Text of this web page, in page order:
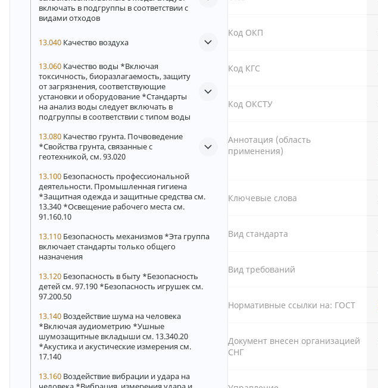
включать в подгруппы в соответствии c
видами отходов
13.040 Качество воздуха
13.060 Качество воды *Включая
токсичность, биоразлагаемость, защиту
от загрязнения, соответствующие
установки и оборудование *Стандарты
на анализ воды следует включать в
подгруппы в соответствии с типом воды
13.080 Качество грунта. Почвоведение
*Свойства грунта, связанные с
геотехникой, см. 93.020
13.100 Безопасность профессиональной
деятельности. Промышленная гигиена
*Защитная одежда и защитные средства см.
13.340 *Освещение рабочего места см.
91.160.10
13.110 Безопасность механизмов *Эта группа
включает стандарты только общего
назначения
13.120 Безопасность в быту *Безопасность
детей см. 97.190 *Безопасность игрушек см.
97.200.50
13.140 Воздействие шума на человека
*Включая аудиометрию *Ушные
шумозащитные вкладыши см. 13.340.20
*Акустика и акустические измерения см.
17.140
13.160 Воздействие вибрации и удара на
Код ОКП
Код КГС
Код ОКСТУ
Аннотация (область
применения)
Ключевые слова
Вид стандарта
Вид требований
Нормативные ссылки на: ГОСТ
Документ внесен организацией
СНГ